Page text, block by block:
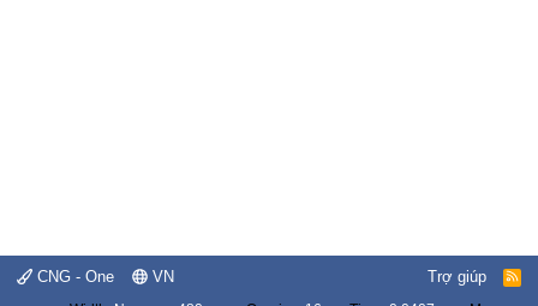
CNG - One VN Trợ giúp
R